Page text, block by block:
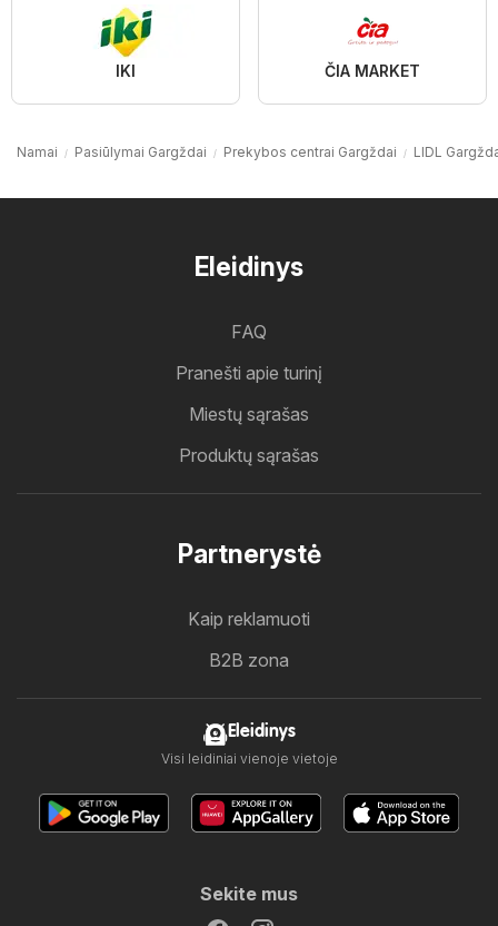
IKI ČIA MARKET
Namai Pasiūlymai Gargždai Prekybos centrai Gargždai LIDL
Eleidinys
FAQ
Pranešti apie turinį
Miestų sąrašas
Produktų sąrašas
Partnerystė
Kaip reklamuoti
B2B zona
Eleidinys
Visi leidiniai vienoje vietoje
Sekite mus